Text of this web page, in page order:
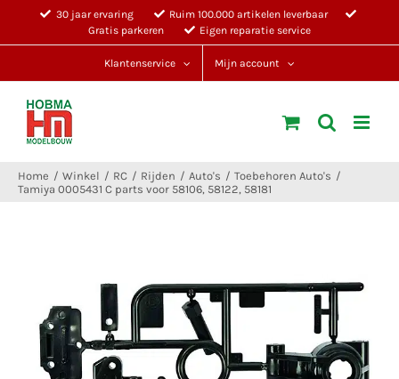
30 jaar ervaring
Ruim 100.000 artikelen leverbaar
Gratis parkeren
Eigen reparatie service
Klantenservice Mijn account
Home Winkel RC Rijden Auto's
Toebehoren Auto's
Tamiya 0005431 C parts voor 58106, 58122, 58181